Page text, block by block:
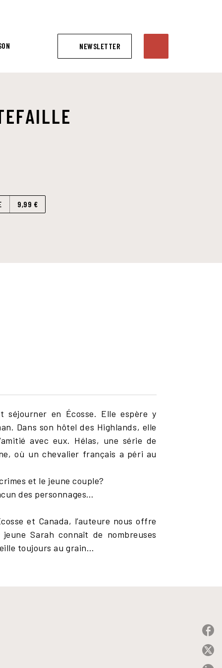
NEWSLETTER
9,99 €
séjourner en Écosse. Elle espère y
Dans son hôtel des Highlands, elle
avec eux. Hélas, une série de
où un chevalier français a péri au
et le jeune couple?
des personnages…
et Canada, l’auteure nous offre
Sarah connaît de nombreuses
toujours au grain…